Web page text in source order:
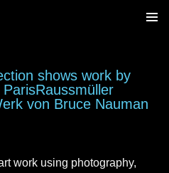
shows work by
ParisRaussmüller
von Bruce Nauman
work using photography,